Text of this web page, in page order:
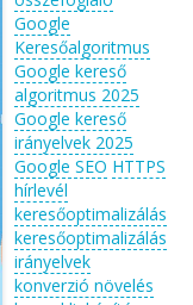
Google
Keresőalgoritmus
Google kereső
algoritmus 2025
Google kereső
irányelvek 2025
Google SEO HTTPS
hírlevél
keresőoptimalizálás
keresőoptimalizálás
irányelvek
konverzió növelés